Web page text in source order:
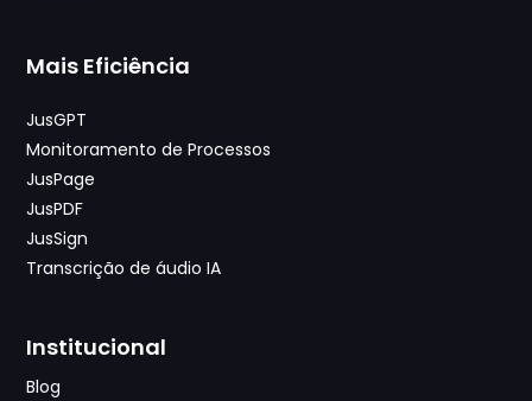
Mais Eficiência
JusGPT
Monitoramento de Processos
JusPage
JusPDF
JusSign
Transcrição de áudio IA
Institucional
Blog